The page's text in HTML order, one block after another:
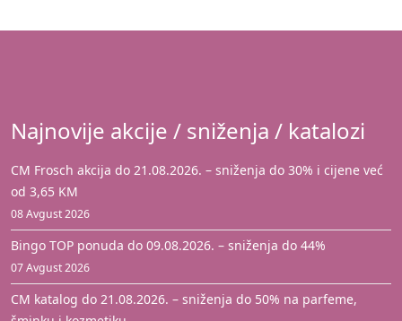
Najnovije akcije / sniženja / katalozi
CM Frosch akcija do 21.08.2026. – sniženja do 30% i cijene već
od 3,65 KM
08 Avgust 2026
Bingo TOP ponuda do 09.08.2026. – sniženja do 44%
07 Avgust 2026
CM katalog do 21.08.2026. – sniženja do 50% na parfeme,